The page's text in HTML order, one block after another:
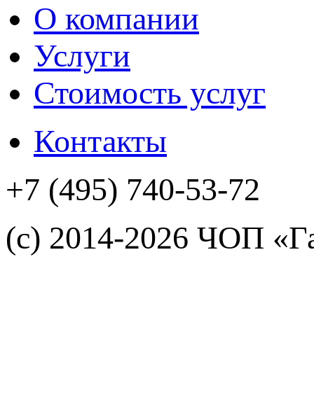
О компании
Услуги
Стоимость услуг
Контакты
+7 (495) 740-53-72
(с) 2014-2026 ЧОП